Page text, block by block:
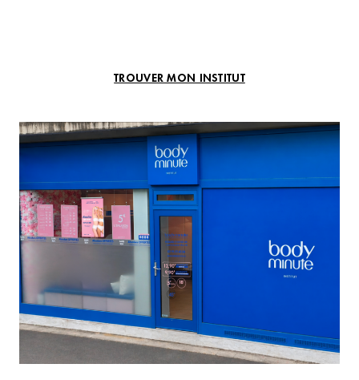
TROUVER MON INSTITUT